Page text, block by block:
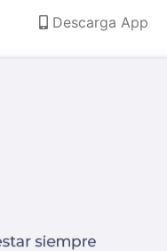
Descarga App